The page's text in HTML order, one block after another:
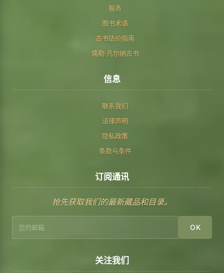
服务
图书术语
古书估价指南
儒勒·凡尔纳古书
信息
联系我们
法律声明
隐私政策
条款与条件
订阅通讯
抢先获取我们的最新藏品和目录。
OK
关注我们